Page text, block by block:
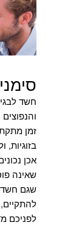
חשד
זמן
אכן
שאינה
שגם
לפניכם